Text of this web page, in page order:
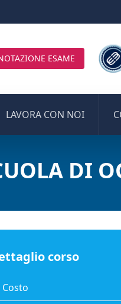
ESAME
LAVORA CON NOI
DI
corso
Costo